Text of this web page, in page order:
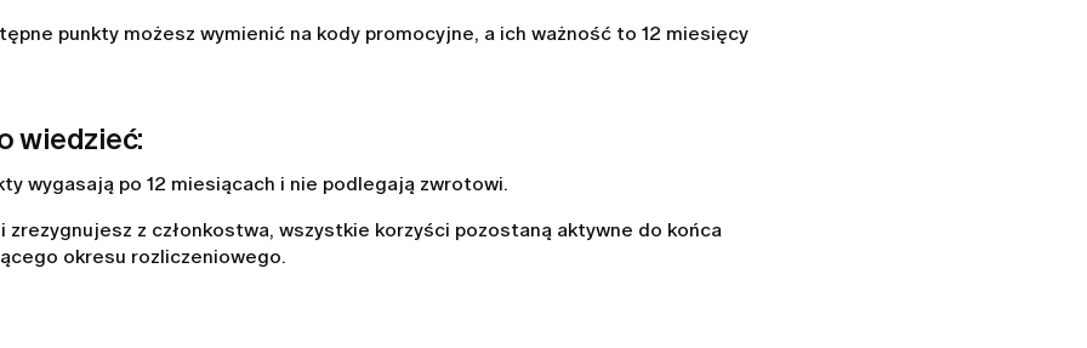
punkty możesz wymienić na kody promocyjne, a ich ważność to 12 miesięcy
wiedzieć:
wygasają po 12 miesiącach i nie podlegają zwrotowi.
zrezygnujesz z członkostwa, wszystkie korzyści pozostaną aktywne do końca
okresu rozliczeniowego.